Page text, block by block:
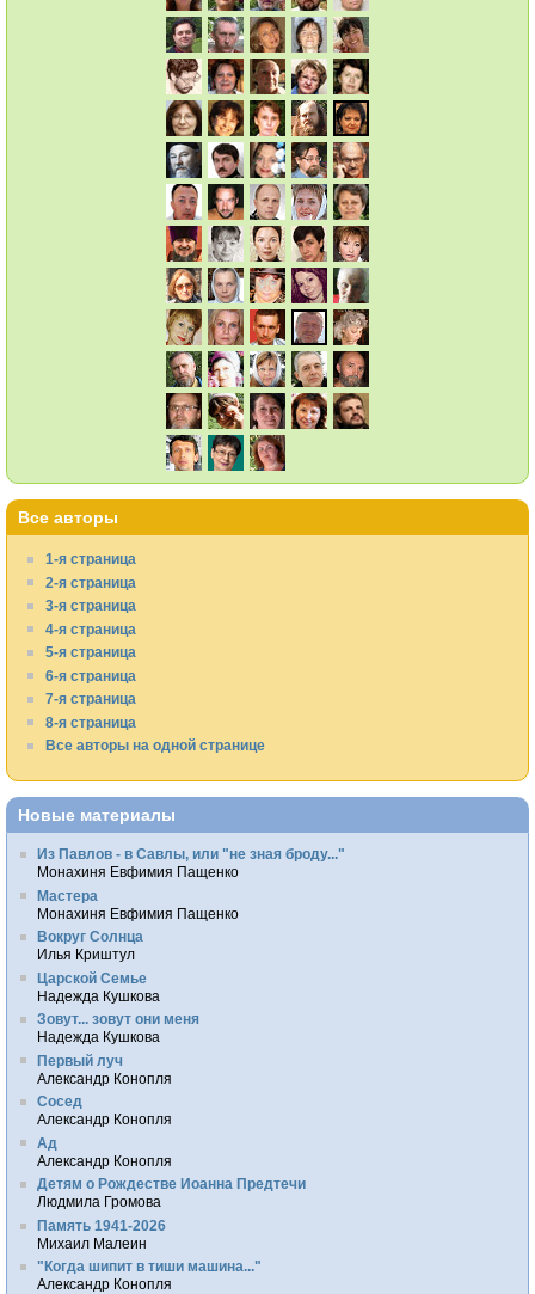
Все авторы
1-я страница
2-я страница
3-я страница
4-я страница
5-я страница
6-я страница
7-я страница
8-я страница
Все авторы на одной странице
Новые материалы
Из Павлов - в Савлы, или "не зная броду..."
Монахиня Евфимия Пащенко
Мастера
Монахиня Евфимия Пащенко
Вокруг Солнца
Илья Криштул
Царской Семье
Надежда Кушкова
Зовут... зовут они меня
Надежда Кушкова
Первый луч
Александр Конопля
Сосед
Александр Конопля
Ад
Александр Конопля
Детям о Рождестве Иоанна Предтечи
Людмила Громова
Память 1941-2026
Михаил Малеин
"Когда шипит в тиши машина..."
Александр Конопля